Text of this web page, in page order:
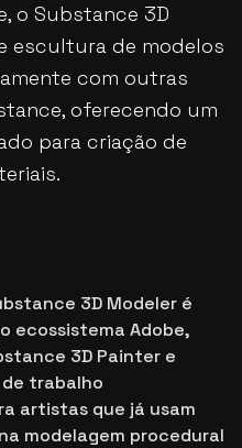
o Substance 3D
escultura de modelos
com outras
oferecendo um
para criação de
3D Modeler é
ecossistema Adobe,
3D Painter e
de trabalho
artistas que já usam
modelagem procedural